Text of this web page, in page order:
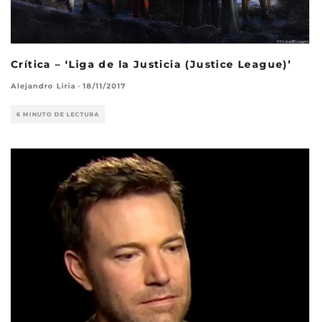
Crítica – ‘Liga de la Justicia (Justice League)’
Alejandro Liria · 18/11/2017
6 MINUTO DE LECTURA